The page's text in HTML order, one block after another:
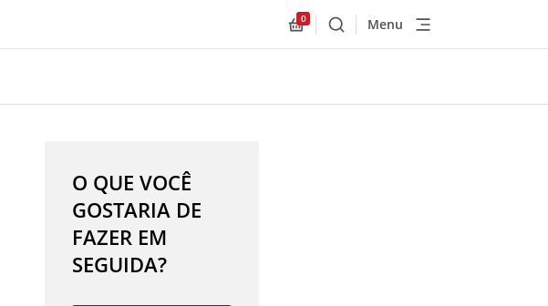
Allnex.GeneralResources.Cart
0
BuscarMenu
O QUE VOCÊ
GOSTARIA DE
FAZER EM
SEGUIDA?